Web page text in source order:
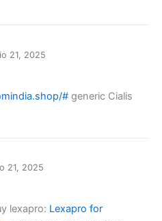
21, 2025
#generic Cialis
21, 2025
lexapro: Lexapro for